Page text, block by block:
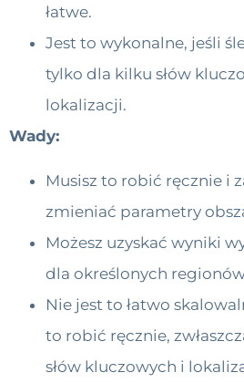
łatwe.
Jest to wykonalne, jeśli
tylko dla kilku słów
lokalizacji.
Wady:
Musisz to robić ręcznie i
zmieniać parametry
Możesz uzyskać wyniki
dla określonych
Nie jest to łatwo
to robić ręcznie,
słów kluczowych i